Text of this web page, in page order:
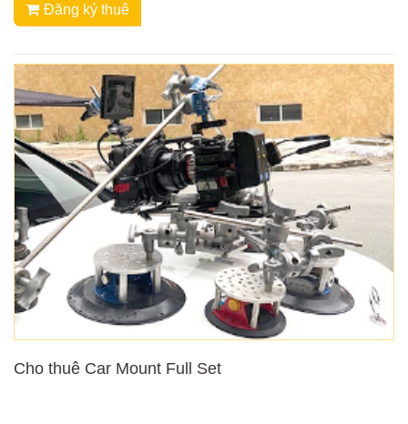
Đăng ký thuê
Cho thuê Car Mount Full Set